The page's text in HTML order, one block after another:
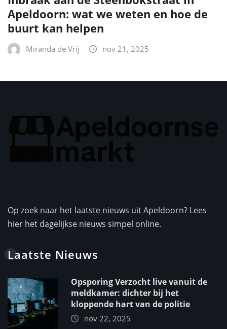
Apeldoorn: wat we weten en hoe de
buurt kan helpen
Miranda de Vrij nov 21, 2025
Op zoek naar het laatste nieuws uit Apeldoorn? Lees
hier het dagelijkse nieuws simpel online.
Laatste Nieuws
Opsporing Verzocht live vanuit de
meldkamer: dichter bij het
kloppende hart van de politie
nov 22, 2025